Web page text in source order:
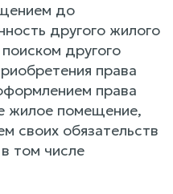
до
другого жилого
другого
права
права
жилое помещение,
своих обязательств
том числе